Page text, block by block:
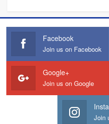
Facebook
Join us on Facebook
Google+
Join us on Google
Join